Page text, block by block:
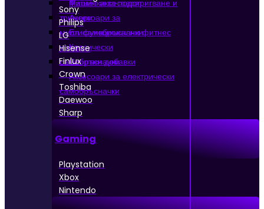
Машинки за подстригване и
тримери
Ел. самобръсначки
Класически
самобръсначки
Аксесоари за електрически
самобръсначки
Фитнес аксесоари
Аксесоари за
мултифункционални фитнес
уреди
Спортни добавки
Sony
Philips
LG
Hisense
Finlux
Crown
Toshiba
Daewoo
Sharp
Gaming
Playstation
Xbox
Nintendo